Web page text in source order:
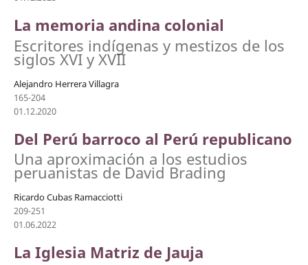
La memoria andina colonial
Escritores indígenas y mestizos de los
siglos XVI y XVII
Alejandro Herrera Villagra
165-204
01.12.2020
Del Perú barroco al Perú republicano
Una aproximación a los estudios
peruanistas de David Brading
Ricardo Cubas Ramacciotti
209-251
01.06.2022
La Iglesia Matriz de Jauja